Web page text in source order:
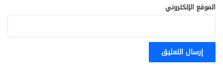
الموقع الإلكتروني